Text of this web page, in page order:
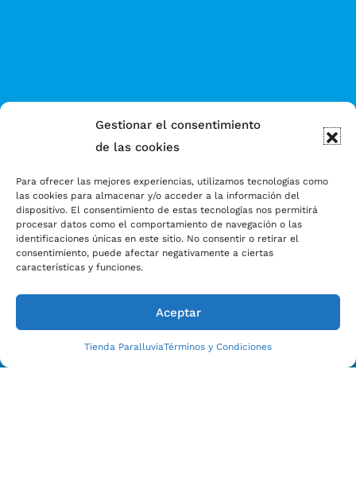
Gestionar el consentimiento
de las cookies
Para ofrecer las mejores experiencias, utilizamos tecnologías como
las cookies para almacenar y/o acceder a la información del
dispositivo. El consentimiento de estas tecnologías nos permitirá
procesar datos como el comportamiento de navegación o las
identificaciones únicas en este sitio. No consentir o retirar el
consentimiento, puede afectar negativamente a ciertas
características y funciones.
Aceptar
Tienda ParalluviaTérminos y Condiciones
Estamos Para Ayudarle
CONTACTO CON NOSOTROS HOY